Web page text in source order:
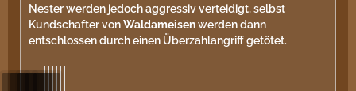
Nester werden jedoch aggressiv verteidigt, selbst
Kundschafter vonWaldameisenwerden dann
entschlossen durch einen Überzahlangriff getötet.